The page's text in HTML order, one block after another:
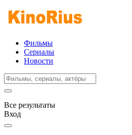
Фильмы
Сериалы
Новости
Все результаты
Вход